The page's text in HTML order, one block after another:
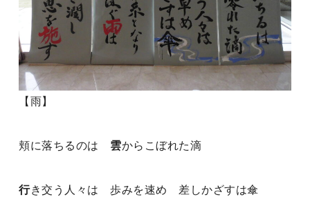
【雨】
頬に落ちるのは 雲からこぼれた滴
行き交う人々は 歩みを速め 差しかざすは傘